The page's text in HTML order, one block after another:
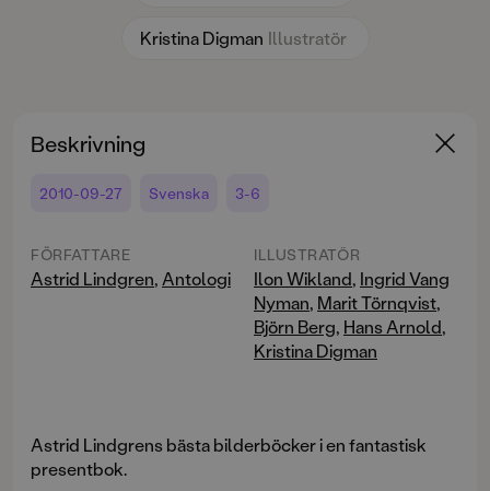
Kristina Digman Illustratör
Beskrivning
2010-09-27 Svenska 3-6
FÖRFATTARE
Astrid Lindgren,Antologi
ILLUSTRATÖR
Ilon Wikland, Ingrid Vang
Nyman, Marit Törnqvist,
Björn Berg, Hans Arnold,
Kristina Digman
Astrid Lindgrens bästa bilderböcker i en fantastisk
presentbok.